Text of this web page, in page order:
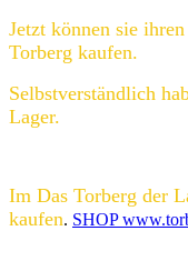
Jetzt können sie
Torberg kaufen.
Selbstverständlich
Lager.
Im Das Torberg der
kaufen. SHOP